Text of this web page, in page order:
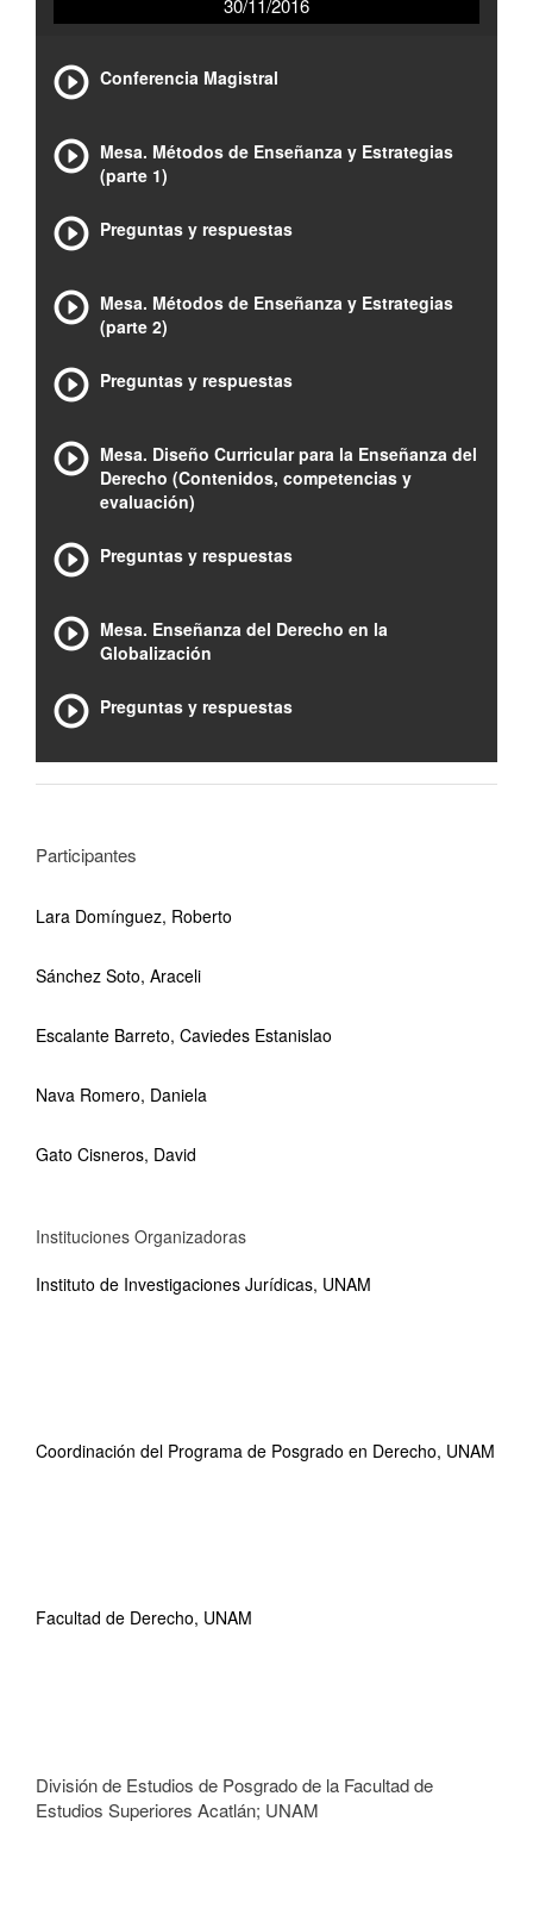
30/11/2016
Conferencia Magistral
Mesa. Métodos de Enseñanza y Estrategias
(parte 1)
Preguntas y respuestas
Mesa. Métodos de Enseñanza y Estrategias
(parte 2)
Preguntas y respuestas
Mesa. Diseño Curricular para la Enseñanza del
Derecho (Contenidos, competencias y
evaluación)
Preguntas y respuestas
Mesa. Enseñanza del Derecho en la
Globalización
Preguntas y respuestas
Participantes
Lara Domínguez, Roberto
Sánchez Soto, Araceli
Escalante Barreto, Caviedes Estanislao
Nava Romero, Daniela
Gato Cisneros, David
Instituciones Organizadoras
Instituto de Investigaciones Jurídicas, UNAM
Coordinación del Programa de Posgrado en Derecho, UNAM
Facultad de Derecho, UNAM
División de Estudios de Posgrado de la Facultad de
Estudios Superiores Acatlán; UNAM